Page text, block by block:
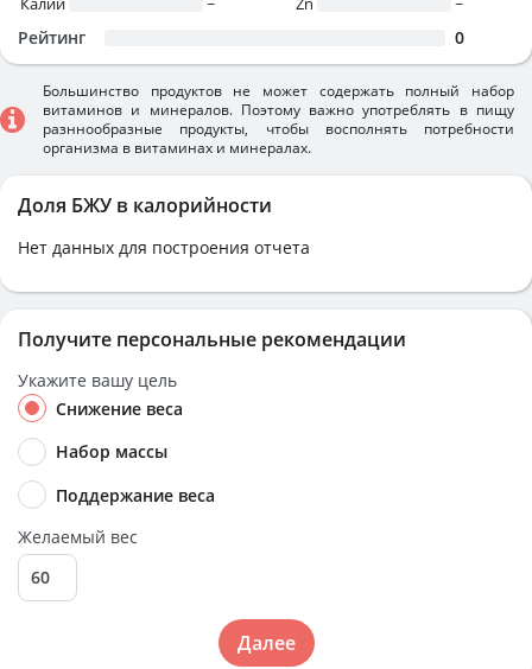
Рейтинг 0
Большинство продуктов не может содержать полный набор
витаминов и минералов. Поэтому важно употреблять в пищу
разннообразные продукты, чтобы восполнять потребности
организма в витаминах и минералах.
Доля БЖУ в калорийности
Нет данных для построения отчета
Получите персональные рекомендации
Укажите вашу цель
Снижение веса
Набор массы
Поддержание веса
Желаемый вес
Далее